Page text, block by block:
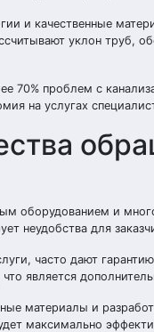
и качественные
уклон труб,
70% проблем с
на услугах
оборудованием и
неудобства для
часто дают
является
материалы и
максимально